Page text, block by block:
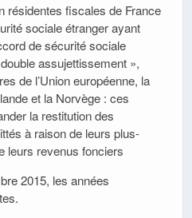
résidentes fiscales de France
sociale étranger ayant
de sécurité sociale
assujettissement »,
de l’Union européenne, la
et la Norvège : ces
la restitution des
à raison de leurs plus-
leurs revenus fonciers
2015, les années